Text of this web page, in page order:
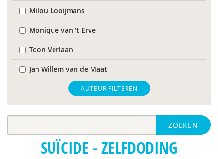
Milou Looijmans
Monique van ’t Erve
Toon Verlaan
Jan Willem van de Maat
AUTEUR FILTEREN
ZOEKEN
SUÏCIDE - ZELFDODING